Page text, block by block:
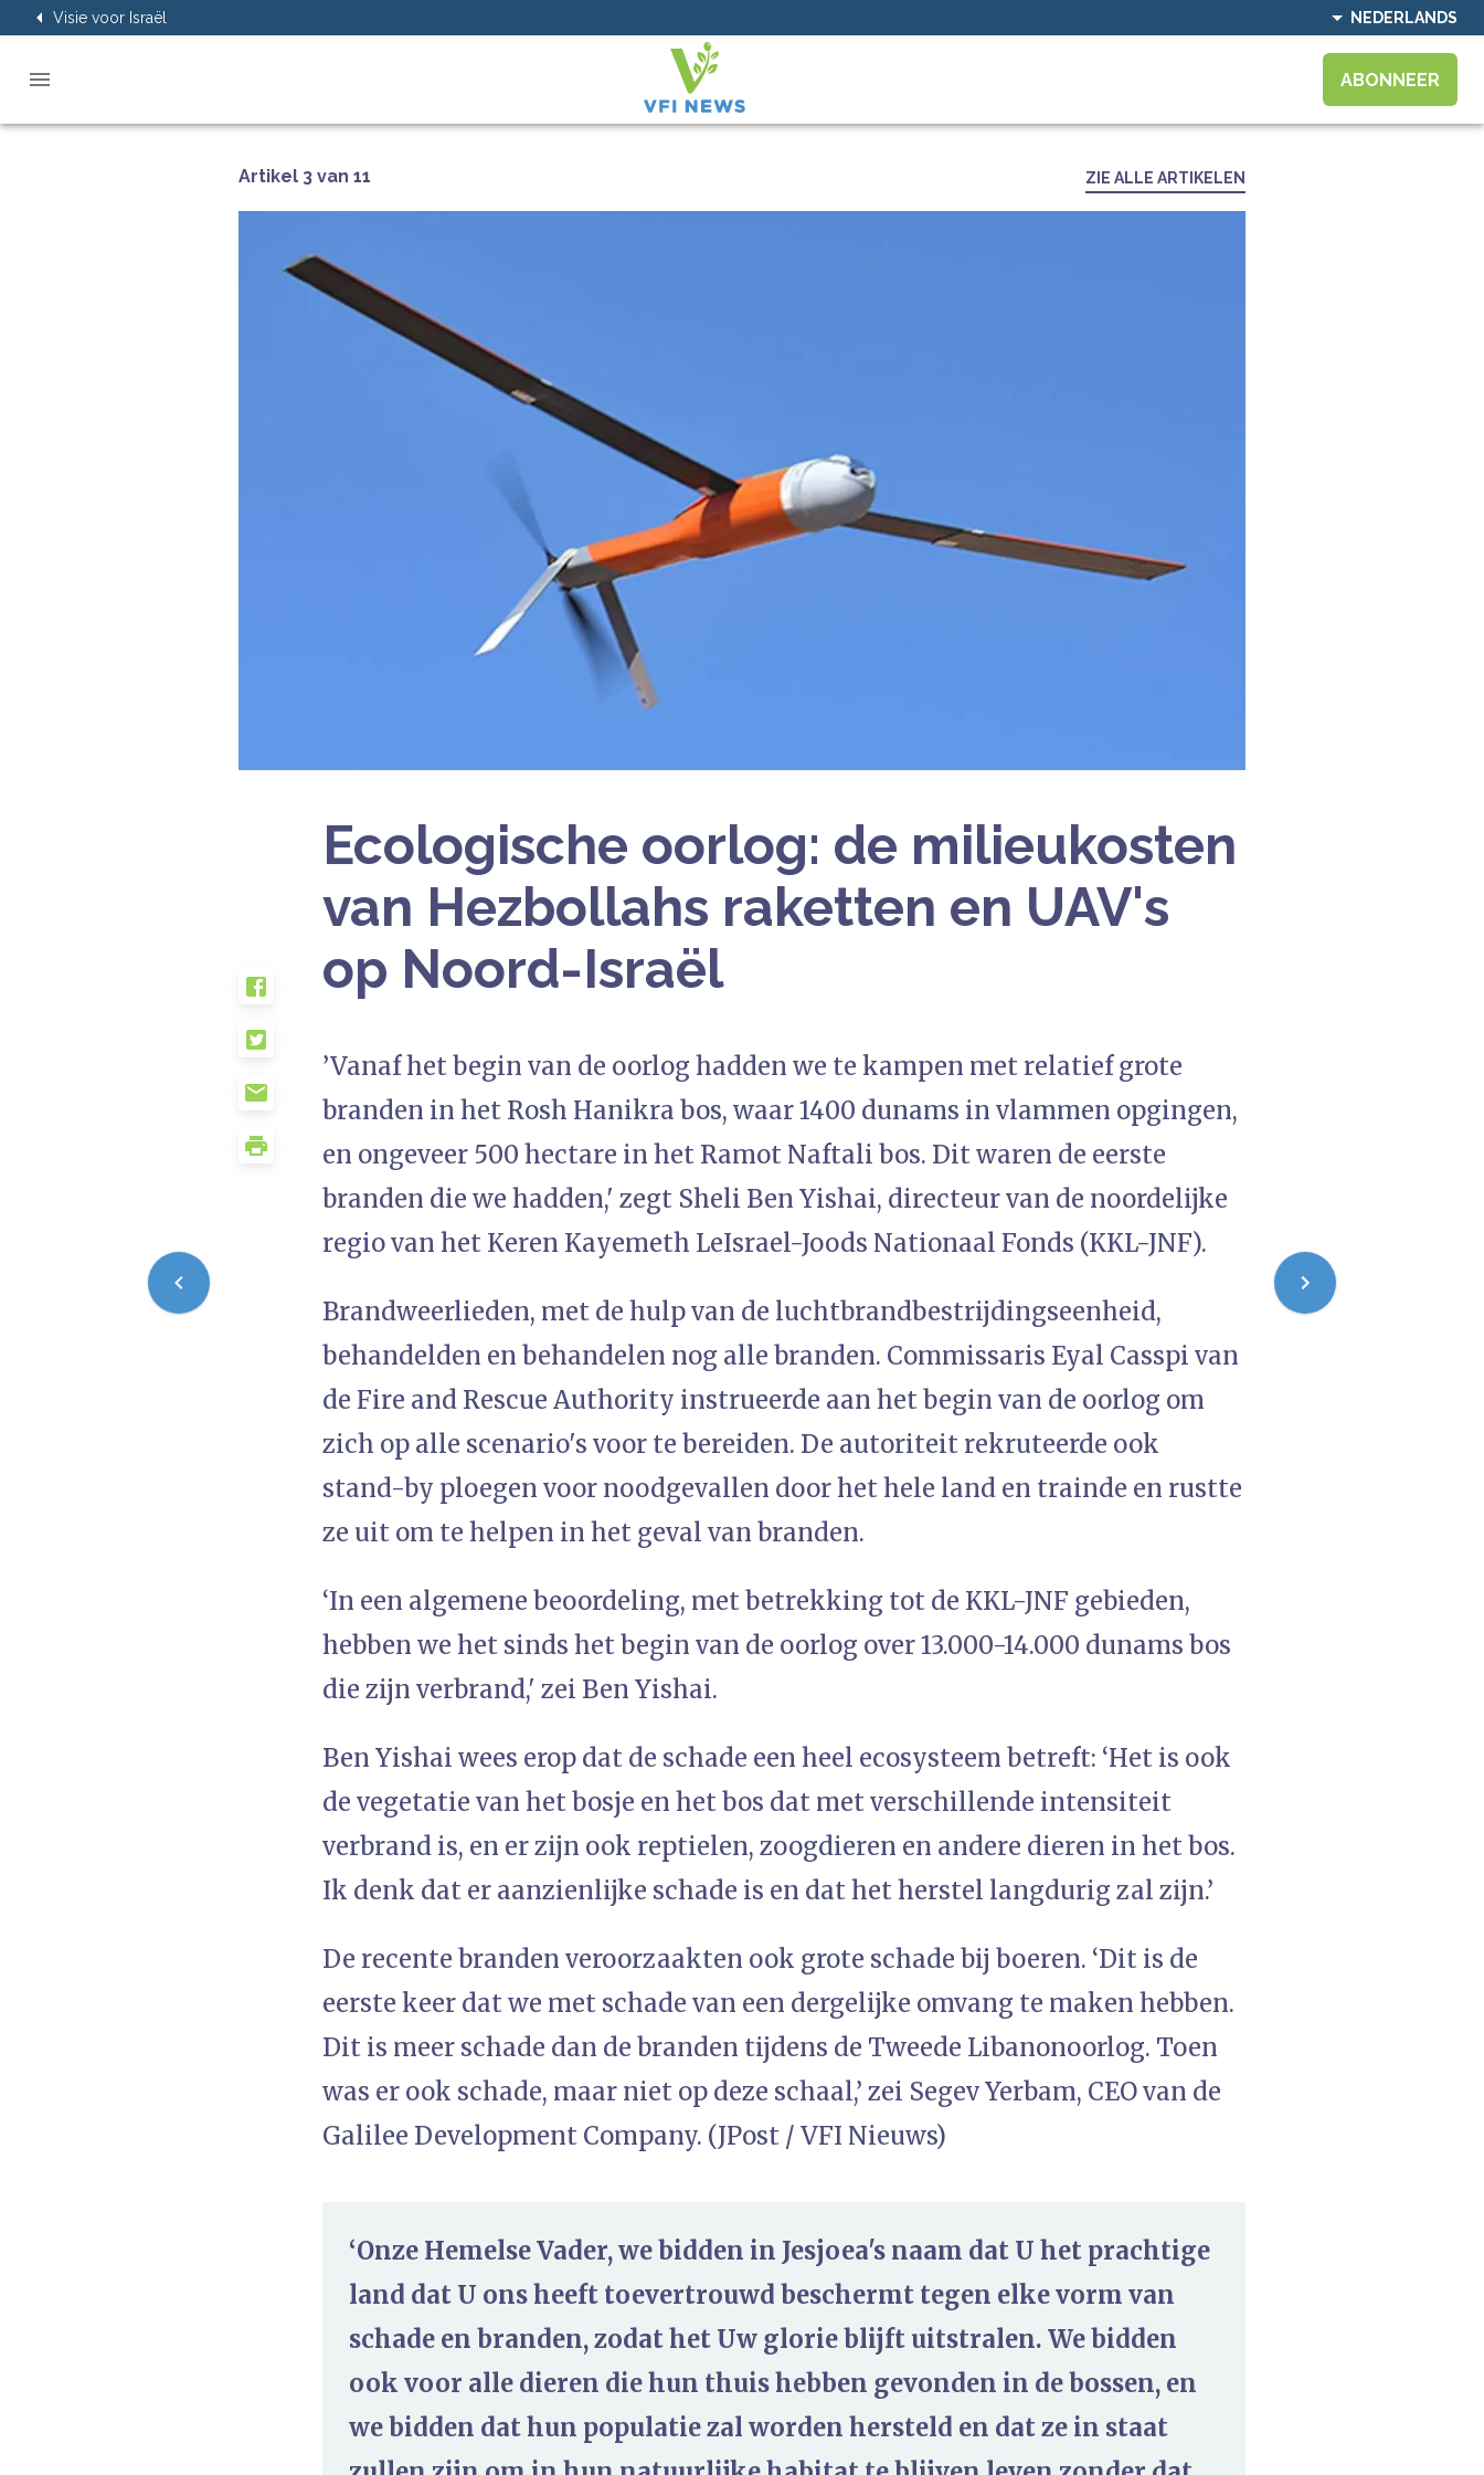
Visie voor Israël NEDERLANDS
ABONNEER
Artikel 3 van 11 ZIE ALLE ARTIKELEN
Ecologische oorlog: de milieukosten
van Hezbollahs raketten en UAV's
op Noord-Israël
’Vanaf het begin van de oorlog hadden we te kampen met relatief grote
branden in het Rosh Hanikra bos, waar 1400 dunams in vlammen opgingen,
en ongeveer 500 hectare in het Ramot Naftali bos. Dit waren de eerste
branden die we hadden,' zegt Sheli Ben Yishai, directeur van de noordelijke
regio van het Keren Kayemeth LeIsrael-Joods Nationaal Fonds (KKL-JNF).
Brandweerlieden, met de hulp van de luchtbrandbestrijdingseenheid,
behandelden en behandelen nog alle branden. Commissaris Eyal Casspi van
de Fire and Rescue Authority instrueerde aan het begin van de oorlog om
zich op alle scenario's voor te bereiden. De autoriteit rekruteerde ook
stand-by ploegen voor noodgevallen door het hele land en trainde en rustte
ze uit om te helpen in het geval van branden.
‘In een algemene beoordeling, met betrekking tot de KKL-JNF gebieden,
hebben we het sinds het begin van de oorlog over 13.000-14.000 dunams bos
die zijn verbrand,' zei Ben Yishai.
Ben Yishai wees erop dat de schade een heel ecosysteem betreft: ‘Het is ook
de vegetatie van het bosje en het bos dat met verschillende intensiteit
verbrand is, en er zijn ook reptielen, zoogdieren en andere dieren in het bos.
Ik denk dat er aanzienlijke schade is en dat het herstel langdurig zal zijn.’
De recente branden veroorzaakten ook grote schade bij boeren. ‘Dit is de
eerste keer dat we met schade van een dergelijke omvang te maken hebben.
Dit is meer schade dan de branden tijdens de Tweede Libanonoorlog. Toen
was er ook schade, maar niet op deze schaal,’ zei Segev Yerbam, CEO van de
Galilee Development Company. (JPost / VFI Nieuws)
‘Onze Hemelse Vader, we bidden in Jesjoea's naam dat U het prachtige
land dat U ons heeft toevertrouwd beschermt tegen elke vorm van
schade en branden, zodat het Uw glorie blijft uitstralen. We bidden
ook voor alle dieren die hun thuis hebben gevonden in de bossen, en
we bidden dat hun populatie zal worden hersteld en dat ze in staat